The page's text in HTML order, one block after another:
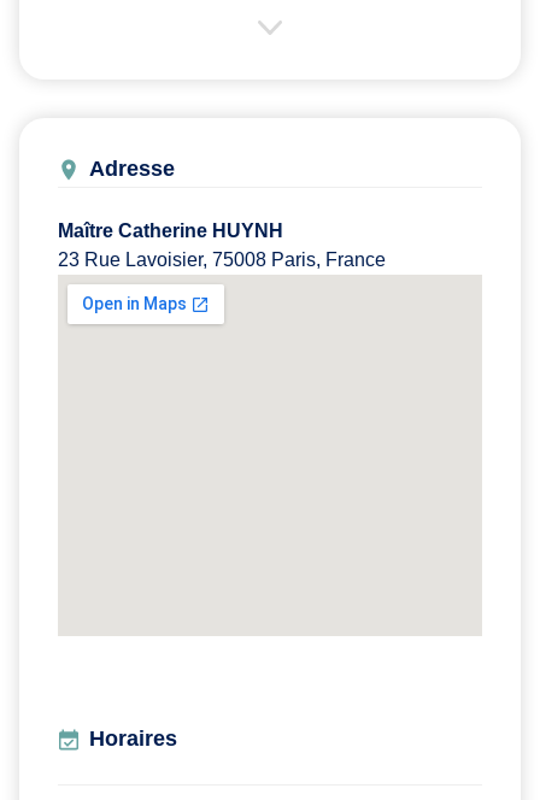
Adresse
Maître Catherine HUYNH
23 Rue Lavoisier, 75008 Paris, France
Horaires